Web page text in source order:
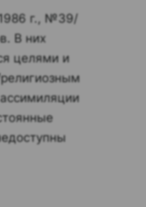
г., №39/
В них
целями и